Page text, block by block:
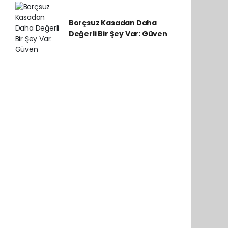
Borçsuz Kasadan Daha
Değerli Bir Şey Var: Güven